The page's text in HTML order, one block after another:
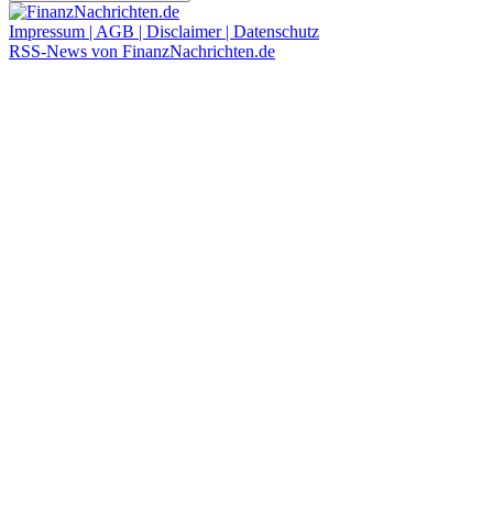
Impressum | AGB | Disclaimer | Datenschutz
RSS-News von FinanzNachrichten.de